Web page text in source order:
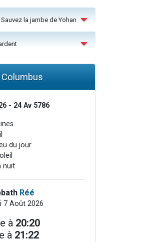
Sauvez la jambe de Yohan
- 24 Av 5786
du jour
nuit
Réé
7 Août 2026
à 20:20
à 21:22